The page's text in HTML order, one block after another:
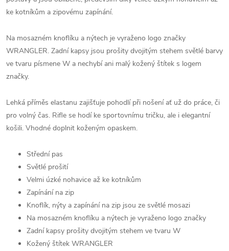
ke kotníkům a zipovému zapínání.
Na mosazném knoflíku a nýtech je vyraženo logo značky
WRANGLER. Zadní kapsy jsou prošity dvojitým stehem světlé barvy
ve tvaru písmene W a nechybí ani malý kožený štítek s logem
značky.
Lehká příměs elastanu zajišťuje pohodlí při nošení ať už do práce, či
pro volný čas. Rifle se hodí ke sportovnímu tričku, ale i elegantní
košili. Vhodné doplnit koženým opaskem.
Střední pas
Světlé prošití
Velmi úzké nohavice až ke kotníkům
Zapínání na zip
Knoflík, nýty a zapínání na zip jsou ze světlé mosazi
Na mosazném knoflíku a nýtech je vyraženo logo značky
Zadní kapsy prošity dvojitým stehem ve tvaru W
Kožený štítek WRANGLER